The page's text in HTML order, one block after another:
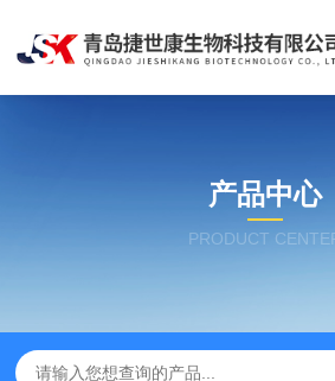
产品中心
PRODUCT